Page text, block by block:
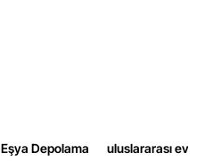
Eşya Depolama uluslararası